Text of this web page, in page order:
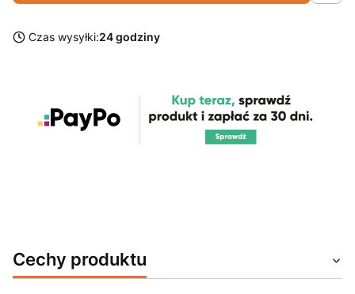
Czas wysyłki:24 godziny
Cechy produktu